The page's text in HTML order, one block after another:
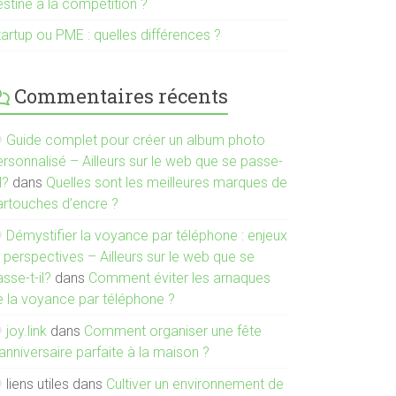
à la compétition ?
ou PME : quelles différences ?
Commentaires récents
Guide complet pour créer un album photo
– Ailleurs sur le web que se passe-
dans Quelles sont les meilleures marques de
d’encre ?
Démystifier la voyance par téléphone : enjeux
perspectives – Ailleurs sur le web que se
t-il? dans Comment éviter les arnaques
la voyance par téléphone ?
joy.link dans Comment organiser une fête
parfaite à la maison ?
liens utiles dans Cultiver un environnement de